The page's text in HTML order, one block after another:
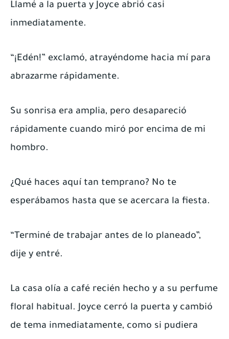
Llamé a la puerta y Joyce abrió casi
inmediatamente.
“¡Edén!” exclamó, atrayéndome hacia mí para
abrazarme rápidamente.
Su sonrisa era amplia, pero desapareció
rápidamente cuando miró por encima de mi
hombro.
¿Qué haces aquí tan temprano? No te
esperábamos hasta que se acercara la fiesta.
“Terminé de trabajar antes de lo planeado”,
dije y entré.
La casa olía a café recién hecho y a su perfume
floral habitual. Joyce cerró la puerta y cambió
de tema inmediatamente, como si pudiera